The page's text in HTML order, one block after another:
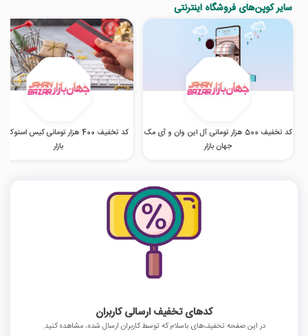
سایر کوپن‌های فروشگاه اینترنتی
کد تخفیف 500 هزار تومانی آل این وان و آی مک
جهان بازار
کد تخفیف 400 هزار تومانی کیس
بازار
کدهای تخفیف ارسالی کاربران
در این صفحه تخفیف‌های باسلام که توسط کاربران ارسال شده، مشاهده کنید.